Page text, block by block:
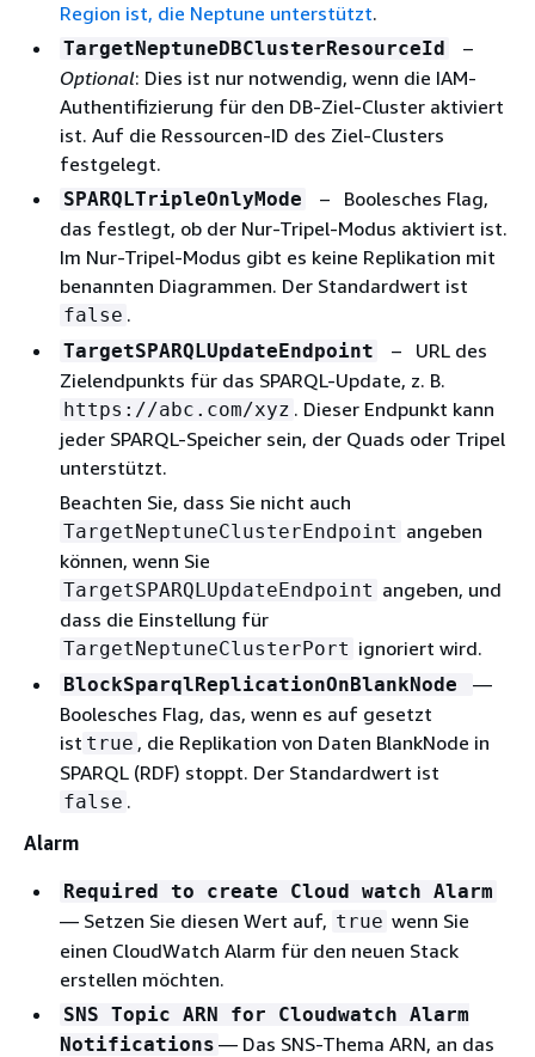
Region ist, die Neptune unterstützt.
TargetNeptuneDBClusterResourceId
–
Optional: Dies ist nur notwendig, wenn die IAM-
Authentifizierung für den DB-Ziel-Cluster aktiviert
ist. Auf die Ressourcen-ID des Ziel-Clusters
festgelegt.
SPARQLTripleOnlyMode
– Boolesches Flag,
das festlegt, ob der Nur-Tripel-Modus aktiviert ist.
Im Nur-Tripel-Modus gibt es keine Replikation mit
benannten Diagrammen. Der Standardwert ist
false .
TargetSPARQLUpdateEndpoint
– URL des
Zielendpunkts für das SPARQL-Update, z. B.
https://abc.com/xyz . Dieser Endpunkt kann
jeder SPARQL-Speicher sein, der Quads oder Tripel
unterstützt.
Beachten Sie, dass Sie nicht auch
TargetNeptuneClusterEndpoint angeben
können, wenn Sie
TargetSPARQLUpdateEndpoint angeben, und
dass die Einstellung für
TargetNeptuneClusterPort ignoriert wird.
BlockSparqlReplicationOnBlankNode
—
Boolesches Flag, das, wenn es auf gesetzt
ist true , die Replikation von Daten BlankNode in
SPARQL (RDF) stoppt. Der Standardwert ist
false .
Alarm
Required to create Cloud watch Alarm
— Setzen Sie diesen Wert auf, true wenn Sie
einen CloudWatch Alarm für den neuen Stack
erstellen möchten.
SNS Topic ARN for Cloudwatch Alarm
Notifications — Das SNS-Thema ARN, an das